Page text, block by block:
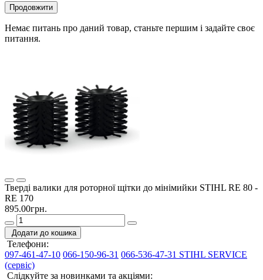
Продовжити
Немає питань про даний товар, станьте першим і задайте своє
питання.
Тверді валики для роторної щітки до мінімийки STIHL RE 80 -
RE 170
895.00грн.
Додати до кошика
Телефони:
097-461-47-10 066-150-96-31 066-536-47-31 STIHL SERVICE
(сервіс)
Слідкуйте за новинками та акціями: